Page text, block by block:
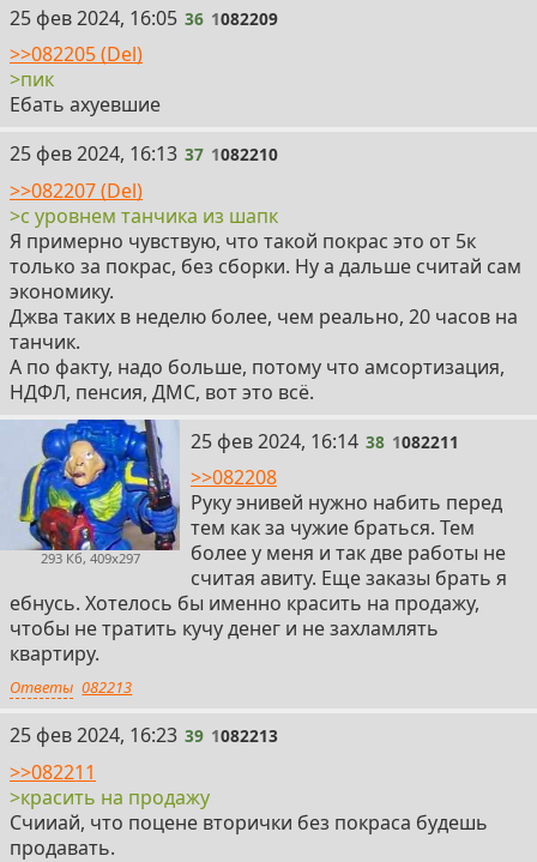
36
25 фев 2024, 16:05 36 1082209
>>082205 (Del)
>пик
Ебать ахуевшие
37
25 фев 2024, 16:13 37 1082210
>>082207 (Del)
>с уровнем танчика из шапк
Я примерно чувствую, что такой покрас это от 5к
только за покрас, без сборки. Ну а дальше считай сам
экономику.
Джва таких в неделю более, чем реально, 20 часов на
танчик.
А по факту, надо больше, потому что амсортизация,
НДФЛ, пенсия, ДМС, вот это всё.
293 Кб, 409x297
38
25 фев 2024, 16:14 38 1082211
>>082208
Руку энивей нужно набить перед
тем как за чужие браться. Тем
более у меня и так две работы не
считая авиту. Еще заказы брать я
ебнусь. Хотелось бы именно красить на продажу,
чтобы не тратить кучу денег и не захламлять
квартиру.
Ответы 082213
39
25 фев 2024, 16:23 39 1082213
>>082211
>красить на продажу
Счииай, что поцене вторички без покраса будешь
продавать.